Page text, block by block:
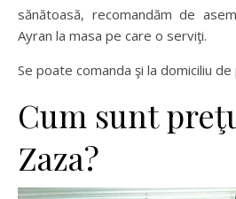
sănătoasă, recomandăm de
Ayran la masa pe care o serviţi.
Se poate comanda şi la domiciliu de
Cum sunt
Zaza?